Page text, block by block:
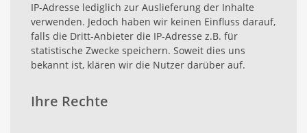
IP-Adresse lediglich zur Auslieferung der Inhalte
verwenden. Jedoch haben wir keinen Einfluss darauf,
falls die Dritt-Anbieter die IP-Adresse z.B. für
statistische Zwecke speichern. Soweit dies uns
bekannt ist, klären wir die Nutzer darüber auf.
Ihre Rechte